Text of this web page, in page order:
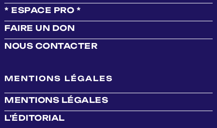
* ESPACE PRO *
FAIRE UN DON
NOUS CONTACTER
MENTIONS LÉGALES
MENTIONS LÉGALES
L'ÉDITORIAL